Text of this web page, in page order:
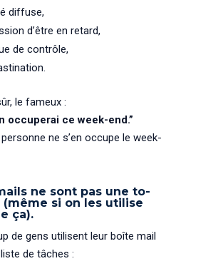
diffuse,
d’être en retard,
de contrôle,
le fameux :
occuperai ce week-end.”
ne s’en occupe le week-
ne sont pas une to-
si on les utilise
ça).
de gens utilisent leur boîte mail
de tâches :